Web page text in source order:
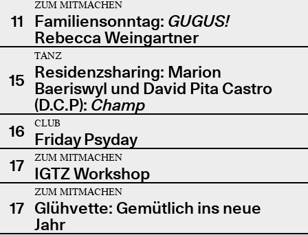
11
ZUM MITMACHEN
Familiensonntag: GUGUS!
Rebecca Weingartner
15
TANZ
Residenzsharing: Marion
Baeriswyl und David Pita Castro
(D.C.P): Champ
16
CLUB
Friday Psyday
17
ZUM MITMACHEN
IGTZ Workshop
17
ZUM MITMACHEN
Glühvette: Gemütlich ins neue
Jahr